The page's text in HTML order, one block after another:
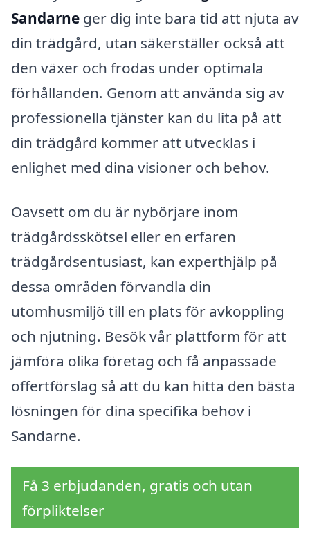
Sandarne ger dig inte bara tid att njuta av
din trädgård, utan säkerställer också att
den växer och frodas under optimala
förhållanden. Genom att använda sig av
professionella tjänster kan du lita på att
din trädgård kommer att utvecklas i
enlighet med dina visioner och behov.
Oavsett om du är nybörjare inom
trädgårdsskötsel eller en erfaren
trädgårdsentusiast, kan experthjälp på
dessa områden förvandla din
utomhusmiljö till en plats för avkoppling
och njutning. Besök vår plattform för att
jämföra olika företag och få anpassade
offertförslag så att du kan hitta den bästa
lösningen för dina specifika behov i
Sandarne.
Få 3 erbjudanden, gratis och utan
förpliktelser